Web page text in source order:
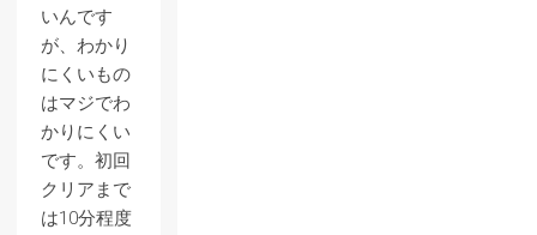
いんです
が、わかり
にくいもの
はマジでわ
かりにくい
です。初回
クリアまで
は10分程度